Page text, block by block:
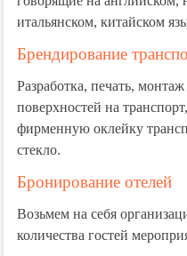
итальянском, китайском
Брендирование
Разработка, печать,
поверхностей на
фирменную оклейку
стекло.
Бронирование отелей
Возьмем на себя
количества гостей